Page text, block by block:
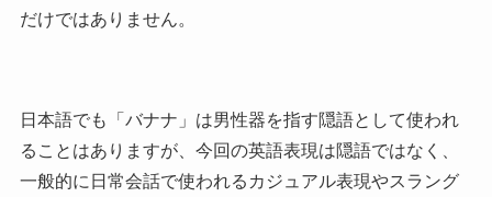
だけではありません。
日本語でも「バナナ」は男性器を指す隠語として使われ
ることはありますが、今回の英語表現は隠語ではなく、
一般的に日常会話で使われるカジュアル表現やスラング